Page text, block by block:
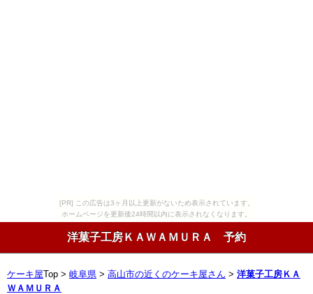
[PR] この広告は3ヶ月以上更新がないため表示されています。
ホームページを更新後24時間以内に表示されなくなります。
洋菓子工房ＫＡＷＡＭＵＲＡ 予約
ケーキ屋 Top > 岐阜県 > 高山市の近くのケーキ屋さん > 洋菓子工房ＫＡ
ＷＡＭＵＲＡ